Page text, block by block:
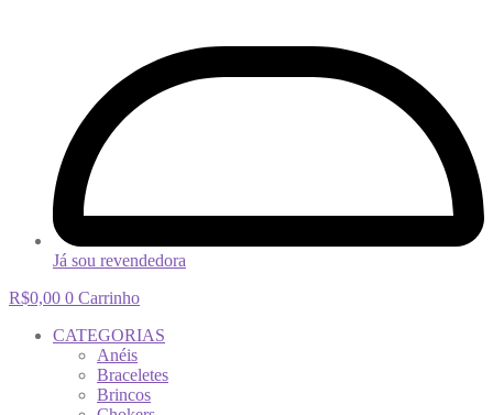
Já sou revendedora
R$0,00 0 Carrinho
CATEGORIAS
Anéis
Braceletes
Brincos